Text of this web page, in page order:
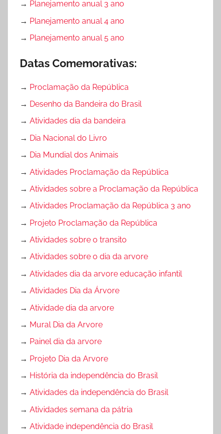
→ Planejamento anual 3 ano
→ Planejamento anual 4 ano
→ Planejamento anual 5 ano
Datas Comemorativas:
→ Proclamação da República
→ Desenho da Bandeira do Brasil
→ Atividades dia da bandeira
→ Dia Nacional do Livro
→ Dia Mundial dos Animais
→ Atividades Proclamação da República
→ Atividades sobre a Proclamação da República
→ Atividades Proclamação da República 3 ano
→ Projeto Proclamação da República
→ Atividades sobre o transito
→ Atividades sobre o dia da arvore
→ Atividades dia da arvore educação infantil
→ Atividades Dia da Árvore
→ Atividade dia da arvore
→ Mural Dia da Arvore
→ Painel dia da arvore
→ Projeto Dia da Arvore
→ História da independência do Brasil
→ Atividades da independência do Brasil
→ Atividades semana da pátria
→ Atividade independência do Brasil